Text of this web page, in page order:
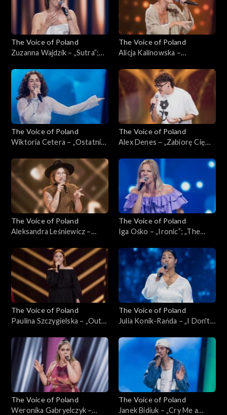
The Voice of Poland
Zuzanna Wajdzik – „Sutra”;
Przesłuchania w ciemno, 5
października 2024
The Voice of Poland
Alicja Kalinowska –
Voice of Poland”,
Przesłuchania w ciemno, 5
października 2024
The Voice of Poland
Wiktoria Cetera – „Ostatni”;
Przesłuchania w ciemno, 5
października 2024
The Voice of Poland
Alex Denes – „Zabiorę Cię
Poland”, Przesłuchania w
ciemno, 5 października 2024
The Voice of Poland
Aleksandra Leśniewicz –
Voice of Poland”,
Przesłuchania w ciemno, 5
października 2024
The Voice of Poland
Iga Ośko – „Ironic”; „The
Przesłuchania w ciemno, 28
września 2024
The Voice of Poland
Paulina Szczygielska – „Out
Poland”, Przesłuchania w
ciemno, 28 września 2024
The Voice of Poland
Julia Konik-Rańda – „I Don't
Voice of Poland”,
Przesłuchania w ciemno, 28
września 2024
The Voice of Poland
Weronika Gabryelczyk –
The Voice of Poland
Janek Bidiuk – „Cry Me a